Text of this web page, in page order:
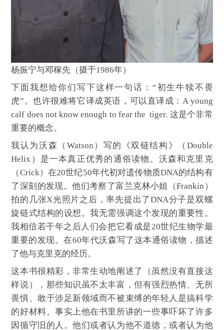
杨振宁与邓稼先（摄于1986年）
下面我想给你们写下这样一句话：“初生牛犊不畏
虎”。也许很难将它译成英语，可以直译成：A young
calf does not know enough to fear the tiger. 这是个非常
重要的概念。
我认为沃森（Watson）写的《双链结构》（Double
Helix）是一本真正优秀的通俗读物。沃森和克里克
（Crick）在20世纪50年代初对遗传物质DNA的结构有
了深刻的发现。他们考察了富兰克林小姐（Frankin）
拍的几张X光照片之后，率先提出了DNA分子是双螺
旋链式结构的设想。我无需强调这个发现的重要性。
我相信若干年之后人们会把它看成是20世纪生物学最
重要的发现。在60年代沃森写了这本通俗读物，描述
了他与克里克的经历。
这本书很精彩，非常生动地阐述了（虽然没有直接这
样说），那些知识虽不太丰富，但有强烈热情、无所
畏惧、敢于涉足新领域而不被束缚的年轻人是搞科学
的好材料。事实上他在书里所讲的一些事吓坏了许多
因循守旧的人。他们或者认为他不道德，或者认为他